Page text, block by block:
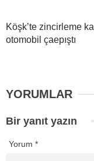
Köşk’te zincirleme
otomobil çaepıştı
YORUMLAR
Bir yanıt yazın
Yorum *